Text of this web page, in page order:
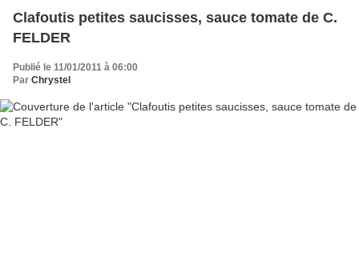
Clafoutis petites saucisses, sauce tomate de C.
FELDER
Publié le 11/01/2011 à 06:00
Par Chrystel